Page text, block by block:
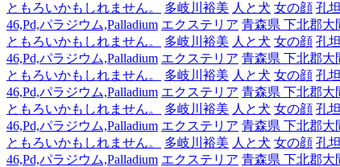
ともろいかもしれません。
多岐川裕美 人と犬 女の顔 孔
46,Pd,パラジウム,Palladium エクステリア 青森県 下北郡大
ともろいかもしれません。
多岐川裕美 人と犬 女の顔 孔
46,Pd,パラジウム,Palladium エクステリア 青森県 下北郡大
ともろいかもしれません。
多岐川裕美 人と犬 女の顔 孔
46,Pd,パラジウム,Palladium エクステリア 青森県 下北郡大
ともろいかもしれません。
多岐川裕美 人と犬 女の顔 孔
46,Pd,パラジウム,Palladium エクステリア 青森県 下北郡大
ともろいかもしれません。
多岐川裕美 人と犬 女の顔 孔
46,Pd,パラジウム,Palladium エクステリア 青森県 下北郡大